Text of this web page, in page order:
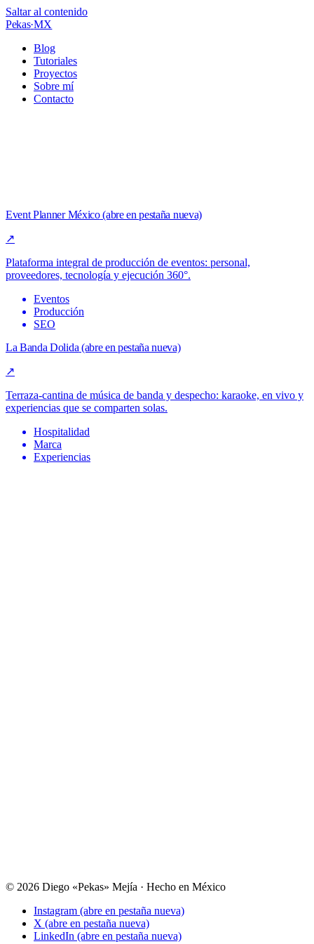
Saltar al contenido
Pekas·MX
Blog
Tutoriales
Proyectos
Sobre mí
Contacto
(abre en pestaña nueva)
(abre en pestaña nueva)
© 2026 Diego «Pekas» Mejía · Hecho en México
Instagram (abre en pestaña nueva)
X (abre en pestaña nueva)
LinkedIn (abre en pestaña nueva)